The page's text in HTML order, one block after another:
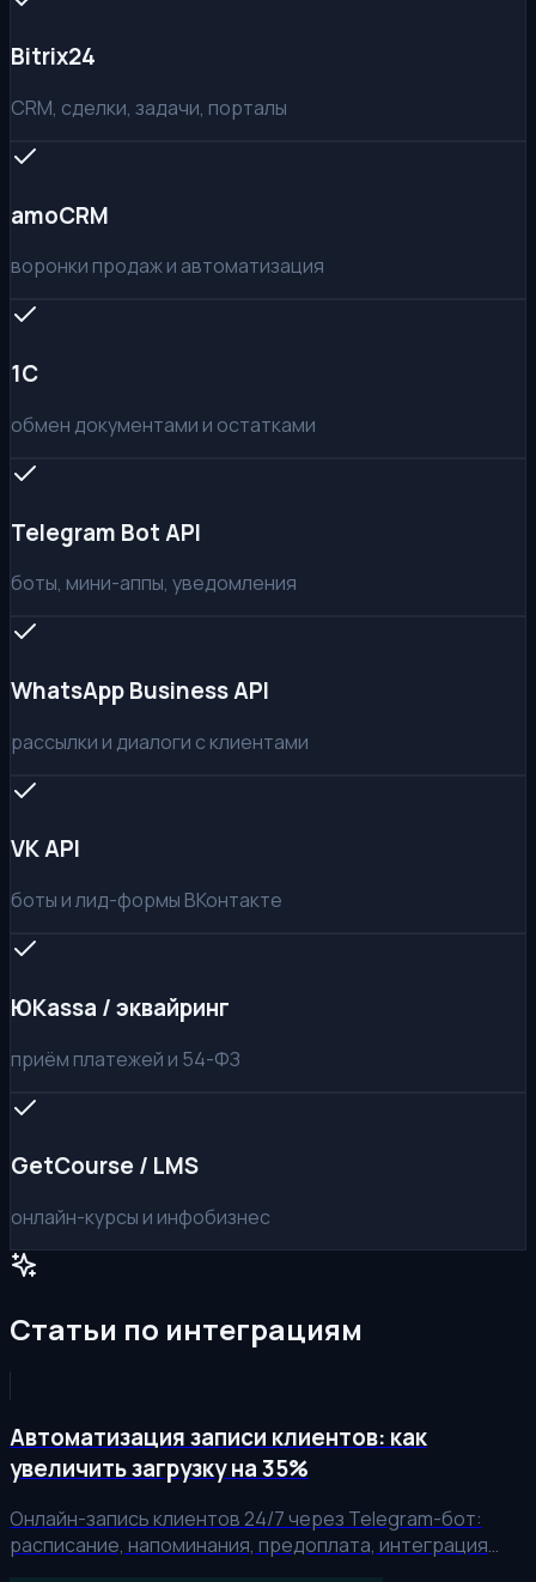
Bitrix24
CRM, сделки, задачи, порталы
amoCRM
воронки продаж и автоматизация
1С
обмен документами и остатками
Telegram Bot API
боты, мини-аппы, уведомления
WhatsApp Business API
рассылки и диалоги с клиентами
VK API
боты и лид-формы ВКонтакте
ЮKassa / эквайринг
приём платежей и 54-ФЗ
GetCourse / LMS
онлайн-курсы и инфобизнес
Статьи по интеграциям
Автоматизация записи клиентов: как
увеличить загрузку на 35%
Онлайн-запись клиентов 24/7 через Telegram-бот:
расписание, напоминания, предоплата, интеграция